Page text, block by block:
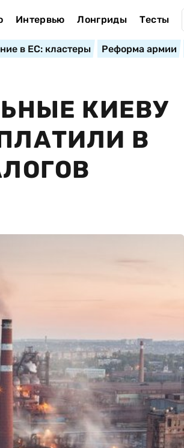
Интервью Лонгриды Тесты
в ЕС: кластеры Реформа армии
КИЕВУ
В